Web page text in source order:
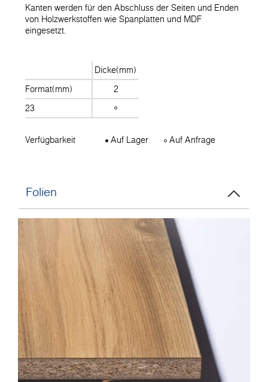
Kanten werden für den Abschluss der Seiten und Enden
von Holzwerkstoffen wie Spanplatten und MDF
eingesetzt.
Dicke(mm)
Format(mm)
2
23
Verfügbarkeit Auf Lager Auf Anfrage
Folien